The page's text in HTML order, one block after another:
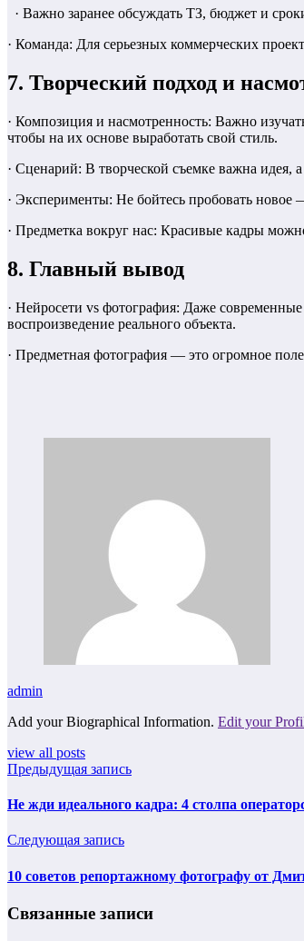
· Важно заранее обсуждать ТЗ, бюджет и
· Команда: Для серьезных коммерческих
7. Творческий подход и
· Композиция и насмотренность: Важно
чтобы на их основе выработать свой стиль.
· Сценарий: В творческой съемке важна идея,
· Эксперименты: Не бойтесь пробовать
· Предметка вокруг нас: Красивые кадры
8. Главный вывод
· Нейросети vs фотография: Даже
воспроизведение реального объекта.
· Предметная фотография — это огромное
admin
Add your Biographical Information. Edit your
view all posts
Предыдущая запись
Не жди идеального кадра: 4 столпа
Следующая запись
10 советов репортажному фотографу от
Связанные записи